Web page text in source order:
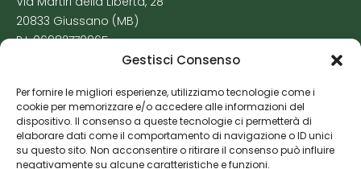
Gestisci Consenso
Per fornire le migliori esperienze, utilizziamo tecnologie come i
cookie per memorizzare e/o accedere alle informazioni del
dispositivo. Il consenso a queste tecnologie ci permetterà di
elaborare dati come il comportamento di navigazione o ID unici
su questo sito. Non acconsentire o ritirare il consenso può influire
negativamente su alcune caratteristiche e funzioni.
20833 Giussano (MB)
P.I. 06982770965
Cookie Policy
Risorse Aggiuntive